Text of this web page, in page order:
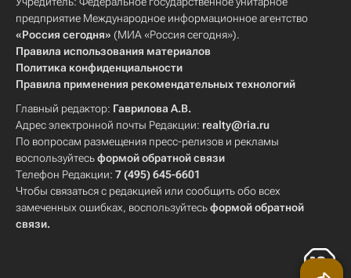
предприятие Международное информационное агентство
«Россия сегодня» (МИА «Россия сегодня»).
Правила использования материалов
Политика конфиденциальности
Правила применения рекомендательных технологий
Главный редактор: Гаврилова А.В.
Адрес электронной почты Редакции: realty@ria.ru
По вопросам размещения пресс-релизов и рекламы
воспользуйтесьформой обратной связи
Телефон Редакции: 7 (495) 645-6601
Чтобы связаться с редакцией или сообщить обо всех
замеченных ошибках, воспользуйтесьформой обратной
связи.